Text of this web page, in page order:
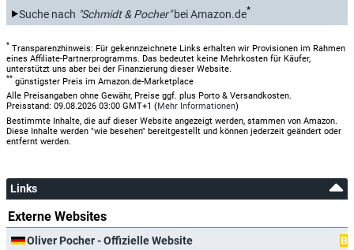
Suche nach "Schmidt & Pocher"bei Amazon.de*
* Transparenzhinweis: Für gekennzeichnete Links erhalten wir Provisionen im Rahmen
eines Affiliate-Partnerprogramms. Das bedeutet keine Mehrkosten für Käufer,
unterstützt uns aber bei der Finanzierung dieser Website.
** günstigster Preis im Amazon.de-Marketplace
Alle Preisangaben ohne Gewähr, Preise ggf. plus Porto & Versandkosten.
Preisstand: 09.08.2026 03:00 GMT+1 (Mehr Informationen)
Bestimmte Inhalte, die auf dieser Website angezeigt werden, stammen von Amazon.
Diese Inhalte werden "wie besehen" bereitgestellt und können jederzeit geändert oder
entfernt werden.
Links
Externe Websites
Oliver Pocher - Offizielle Website
B